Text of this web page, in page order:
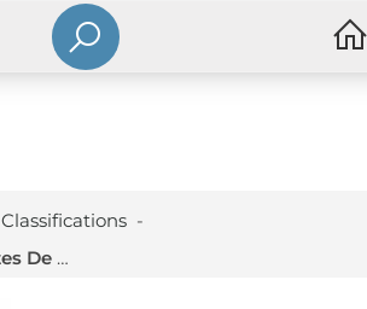
Classifications-
Kanpai ! 50 Recettes De Cocktails Inspires Du Japon